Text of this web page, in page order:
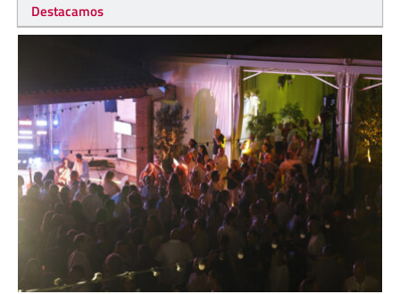
Destacamos